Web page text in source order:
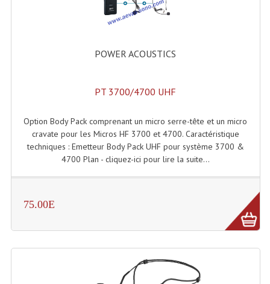
Samplers, Échantillonneurs
Table Mixages Et Contrôleurs & Consoles
Consoles Sono Et Studio
Consoles Numériques
Boules À Facettes
Déco Light
POWER ACOUSTICS
PT 3700/4700 UHF
Option Body Pack comprenant un micro serre-tête et un micro
cravate pour les Micros HF 3700 et 4700. Caractéristique
techniques : Emetteur Body Pack UHF pour système 3700 &
4700 Plan - cliquez-ici pour lire la suite...
75.00E